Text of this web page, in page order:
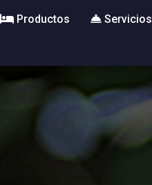
Productos Servicios